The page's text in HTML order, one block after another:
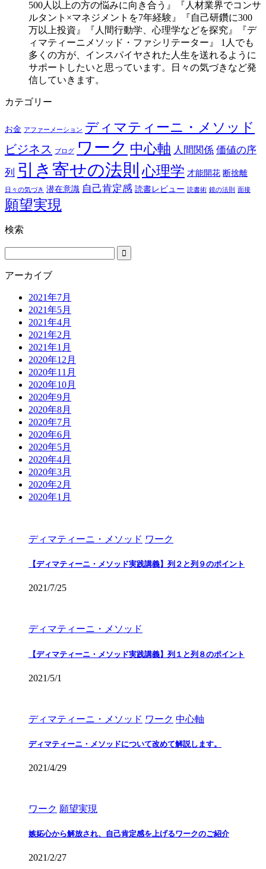
500人以上の方の悩みに向き合う』『人材業界でコンサ
ルタント×マネジメントを7年経験』『自己研鑽に300
万以上投資』『人間行動学、心理学などを探究』『デ
ィマティーニメソッド・ファシリテーター』 1人でも
多くの方が、インスパイヤされた人生を送れるように
サポートしたいと思っています。日々の気づきなど発
信していきます。
カテゴリー
お金 アファーメーション ディマティーニ・メソッド
ビジネス ブログ ワーク 中心軸 人間関係 価値の序
列 引き寄せの法則 心理学 才能開花 断捨離
日々の気づき 潜在意識 自己肯定感 読書レビュー 読書術 鏡の法則 面接
願望実現
検索
アーカイブ
2021年7月
2021年5月
2021年4月
2021年2月
2021年1月
2020年12月
2020年11月
2020年10月
2020年9月
2020年8月
2020年7月
2020年6月
2020年5月
2020年4月
2020年3月
2020年2月
2020年1月
ディマティーニ・メソッド ワーク
【ディマティーニ・メソッド実践講義】列２と列９のポイント
2021/7/25
ディマティーニ・メソッド
【ディマティーニ・メソッド実践講義】列１と列８のポイント
2021/5/1
ディマティーニ・メソッド ワーク 中心軸
ディマティーニ・メソッドについて改めて解説します。
2021/4/29
ワーク 願望実現
嫉妬心から解放され、自己肯定感を上げるワークのご紹介
2021/2/27